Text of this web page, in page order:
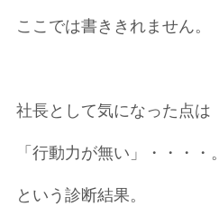
ここでは書ききれません。
社長として気になった点は
「行動力が無い」・・・・。
という診断結果。